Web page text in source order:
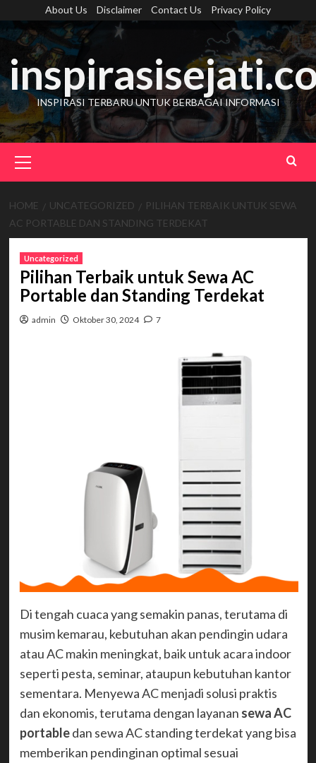
content
About Us Disclaimer Contact Us Privacy Policy
INSPIRASI TERBARU UNTUK BERBAGAI INFORMASI
Menu
HOME UNCATEGORIZED
PILIHAN TERBAIK UNTUK SEWA
AC PORTABLE DAN STANDING TERDEKAT
Uncategorized
Pilihan Terbaik untuk Sewa AC
Portable dan Standing Terdekat
admin Oktober 30, 2024 7
Di tengah cuaca yang semakin panas, terutama di
musim kemarau, kebutuhan akan pendingin udara
atau AC makin meningkat, baik untuk acara indoor
seperti pesta, seminar, ataupun kebutuhan kantor
sementara. Menyewa AC menjadi solusi praktis
dan ekonomis, terutama dengan layanan sewa AC
portabledan sewa AC standing terdekat yang bisa
memberikan pendinginan optimal sesuai